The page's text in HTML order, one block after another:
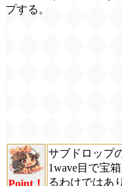
プする。
Point！
サブドロップ
1wave目で宝
るわけではあ